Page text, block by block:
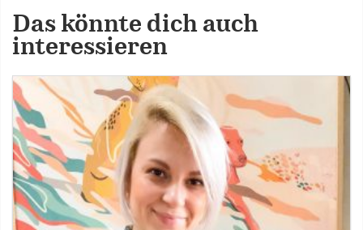
Das könnte dich auch
interessieren